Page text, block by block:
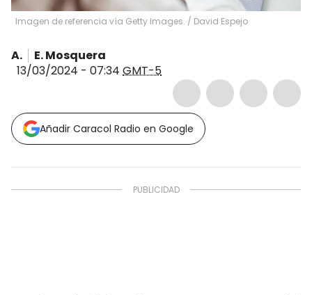
Imagen de referencia vía Getty Images. / David Espejo
A.
E. Mosquera
13/03/2024 - 07:34 GMT-5
Añadir Caracol Radio en Google